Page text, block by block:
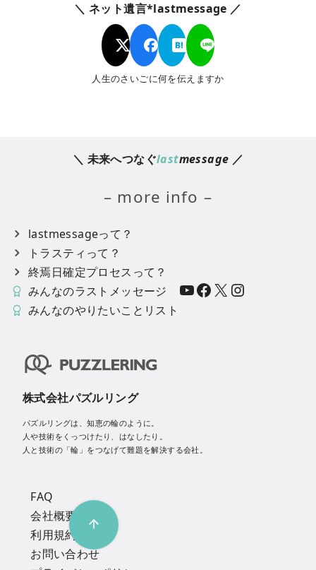
＼ ネット遺言*lastmessage ／
人生のさいごに何を伝えますか
＼ 未来へつなぐlastmessage ／
– more info –
lastmessageって？
トラスティって？
終焉日確定プロセスって？
みんなのラストメッセージ
みんなのやりたいことリスト
YouTube Facebook X Instagram
株式会社パズルリング
パズルリングは、知恵の輪のように。
人や技術をくっつけたり、はなしたり。
人と技術の「輪」をつなげて難題を解決する会社。
FAQ
会社概要
利用規約
お問い合わせ